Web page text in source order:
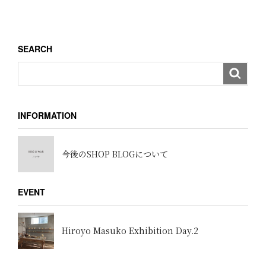
ン
SEARCH
INFORMATION
今後のSHOP BLOGについて
EVENT
Hiroyo Masuko Exhibition Day.2